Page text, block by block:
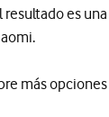
resultado es una
más opciones